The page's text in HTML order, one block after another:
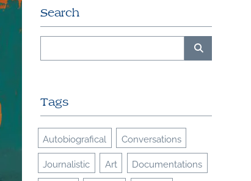
Search
Tags
Autobiografical Conversations
Journalistic Art Documentations